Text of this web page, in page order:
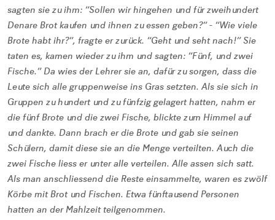
sagten sie zu ihm: “Sollen wir hingehen und für zweihundert
Denare Brot kaufen und ihnen zu essen geben?” - “Wie viele
Brote habt ihr?”, fragte er zurück. “Geht und seht nach!” Sie
taten es, kamen wieder zu ihm und sagten: “Fünf, und zwei
Fische.” Da wies der Lehrer sie an, dafür zu sorgen, dass die
Leute sich alle gruppenweise ins Gras setzten. Als sie sich in
Gruppen zu hundert und zu fünfzig gelagert hatten, nahm er
die fünf Brote und die zwei Fische, blickte zum Himmel auf
und dankte. Dann brach er die Brote und gab sie seinen
Schülern, damit diese sie an die Menge verteilten. Auch die
zwei Fische liess er unter alle verteilen. Alle assen sich satt.
Als man anschliessend die Reste einsammelte, waren es zwölf
Körbe mit Brot und Fischen. Etwa fünftausend Personen
hatten an der Mahlzeit teilgenommen.